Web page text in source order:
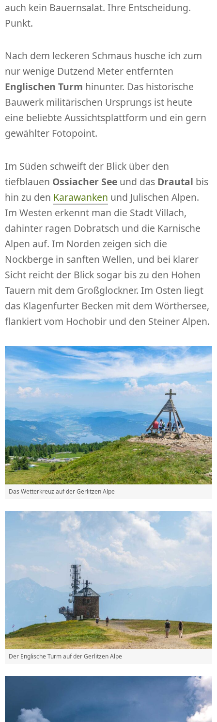
auch kein Bauernsalat. Ihre Entscheidung.
Punkt.
Nach dem leckeren Schmaus husche ich zum
nur wenige Dutzend Meter entfernten
Englischen Turm hinunter. Das historische
Bauwerk militärischen Ursprungs ist heute
eine beliebte Aussichtsplattform und ein gern
gewählter Fotopoint.
Im Süden schweift der Blick über den
tiefblauen Ossiacher See und das Drautal bis
hin zu den Karawanken und Julischen Alpen.
Im Westen erkennt man die Stadt Villach,
dahinter ragen Dobratsch und die Karnische
Alpen auf. Im Norden zeigen sich die
Nockberge in sanften Wellen, und bei klarer
Sicht reicht der Blick sogar bis zu den Hohen
Tauern mit dem Großglockner. Im Osten liegt
das Klagenfurter Becken mit dem Wörthersee,
flankiert vom Hochobir und den Steiner Alpen.
Das Wetterkreuz auf der Gerlitzen Alpe
Der Englische Turm auf der Gerlitzen Alpe